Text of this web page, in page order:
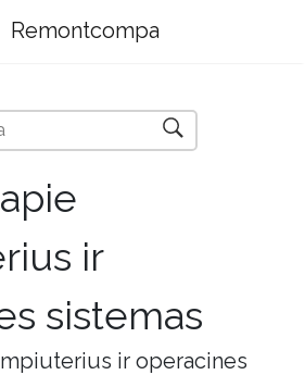
Remontcompa
ir
sistemas
ir operacines